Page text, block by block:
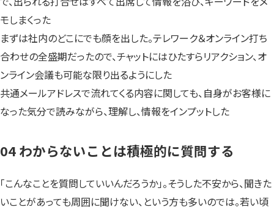
モしまくった
まずは社内のどこにでも顔を出した。テレワーク＆オンライン打ち
合わせの全盛期だったので、チャットにはひたすらリアクション、オ
ンライン会議も可能な限り出るようにした
共通メールアドレスで流れてくる内容に関しても、自身がお客様に
なった気分で読みながら、理解し、情報をインプットした
04 わからないことは積極的に質問する
「こんなことを質問していいんだろうか」。そうした不安から、聞きた
いことがあっても周囲に聞けない、という方も多いのでは。若い頃